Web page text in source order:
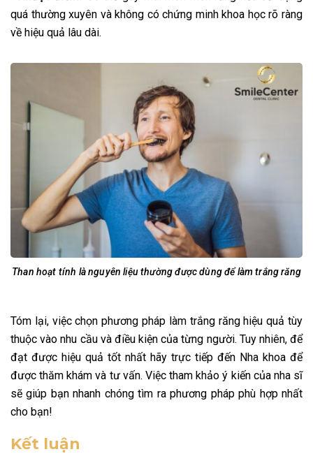
quá thường xuyên và không có chứng minh khoa học rõ ràng
về hiệu quả lâu dài.
Than hoạt tính là nguyên liệu thường được dùng để làm trắng răng
Tóm lại, việc chọn phương pháp làm trắng răng hiệu quả tùy
thuộc vào nhu cầu và điều kiện của từng người. Tuy nhiên, để
đạt được hiệu quả tốt nhất hãy trực tiếp đến Nha khoa để
được thăm khám và tư vấn. Việc tham khảo ý kiến của nha sĩ
sẽ giúp bạn nhanh chóng tìm ra phương pháp phù hợp nhất
cho bạn!
Kết luận